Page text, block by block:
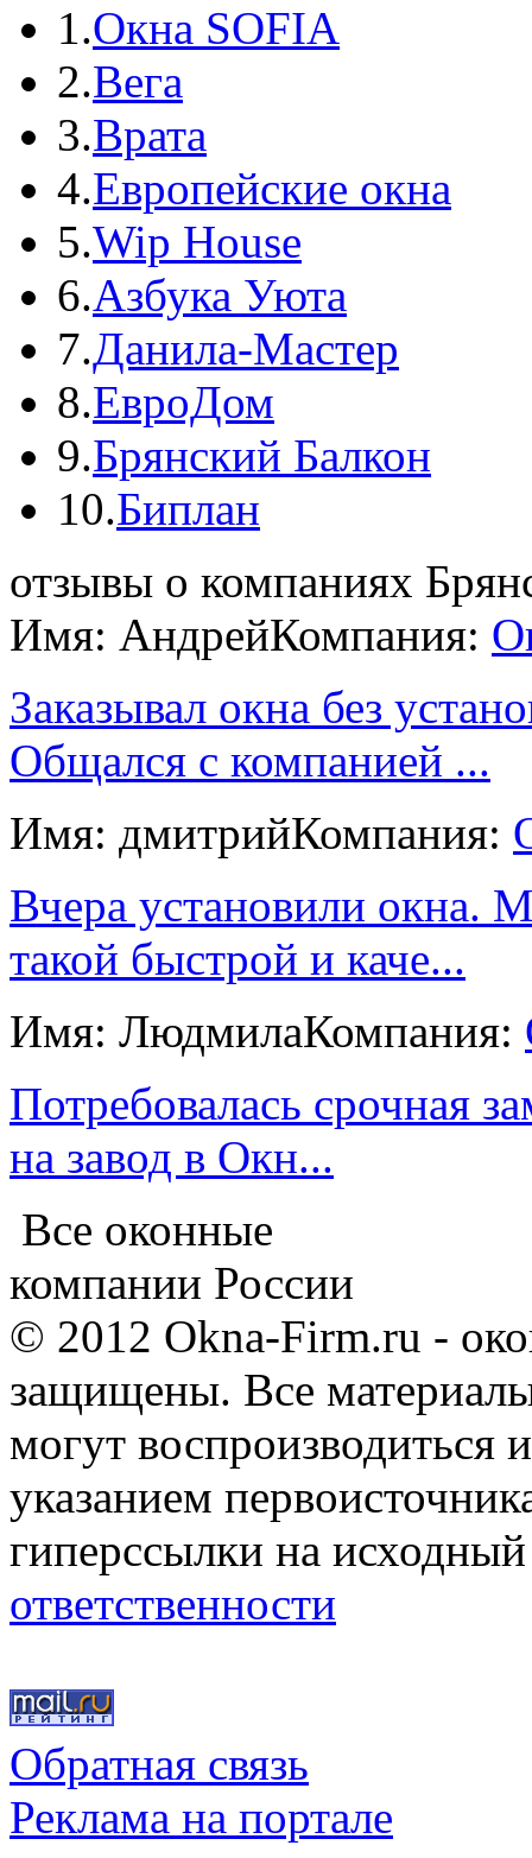
1.Окна SOFIA
2.Вега
3.Врата
4.Европейские окна
5.Wip House
6.Азбука Уюта
7.Данила-Мастер
8.ЕвроДом
9.Брянский Балкон
10.Биплан
отзывы о компаниях
Имя: АндрейКомпания:
Заказывал окна без
Общался с компанией ...
Имя: дмитрийКомпания:
Вчера установили окна.
такой быстрой и каче...
Имя: ЛюдмилаКомпания:
Потребовалась срочная
на завод в Окн...
Все оконные
компании России
© 2012 Okna-Firm.ru -
защищены. Все
могут воспроизводиться
указанием
гиперссылки на
ответственности
Обратная связь
Реклама на портале